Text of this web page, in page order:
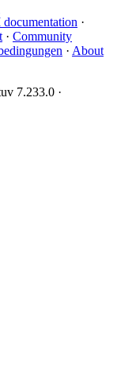
·
· Community
· About
7.233.0 ·